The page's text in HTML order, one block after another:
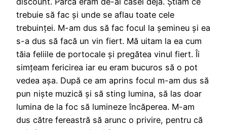
trebuie să fac și unde se aflau toate cele
trebuinței. M-am dus să fac focul la șemineu și ea
s-a dus să facă un vin fiert. Mă uitam la ea cum
tăia feliile de portocale și pregătea vinul fiert. Îi
simțeam fericirea iar eu eram bucuros să o pot
vedea așa. După ce am aprins focul m-am dus să
pun niște muzică și să sting lumina, să las doar
lumina de la foc să lumineze încăperea. M-am
dus către fereastră să arunc o privire, pentru că